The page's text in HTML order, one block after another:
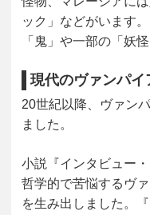
ック」などがいます
「鬼」や一部の「妖
現代のヴァンパイ
20世紀以降、ヴァン
ました。
小説『インタビュー
哲学的で苦悩するヴ
を生み出しました。